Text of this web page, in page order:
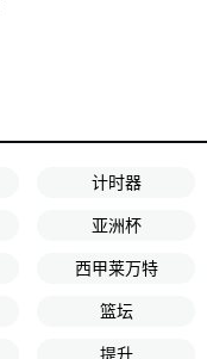
计时器
亚洲杯
西甲莱万特
篮坛
提升